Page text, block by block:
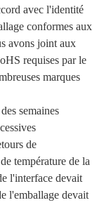
avec l'identité
conformes aux
avons joint aux
requises par le
marques
semaines
de
température de la
l'interface devait
l'emballage devait